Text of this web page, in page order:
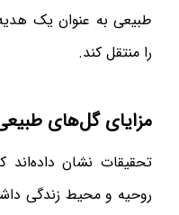
طبیعی به عنوان یک
را منتقل کند.
مزایای گل‌های
تحقیقات نشان داده‌اند
روحیه و محیط زندگی